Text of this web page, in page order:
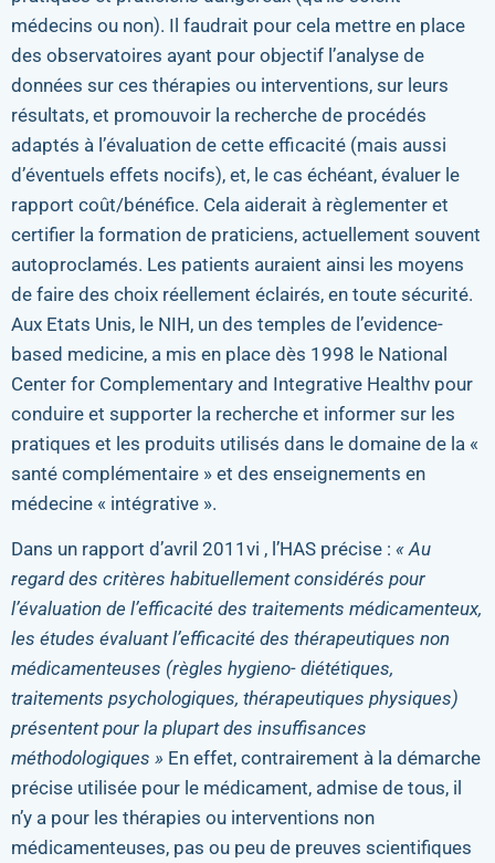
médecins ou non). Il faudrait pour cela mettre en place
des observatoires ayant pour objectif l’analyse de
données sur ces thérapies ou interventions, sur leurs
résultats, et promouvoir la recherche de procédés
adaptés à l’évaluation de cette efficacité (mais aussi
d’éventuels effets nocifs), et, le cas échéant, évaluer le
rapport coût/bénéfice. Cela aiderait à règlementer et
certifier la formation de praticiens, actuellement souvent
autoproclamés. Les patients auraient ainsi les moyens
de faire des choix réellement éclairés, en toute sécurité.
Aux Etats Unis, le NIH, un des temples de l’evidence-
based medicine, a mis en place dès 1998 le National
Center for Complementary and Integrative Healthv pour
conduire et supporter la recherche et informer sur les
pratiques et les produits utilisés dans le domaine de la «
santé complémentaire » et des enseignements en
médecine « intégrative ».
Dans un rapport d’avril 2011vi , l’HAS précise : « Au
regard des critères habituellement considérés pour
l’évaluation de l’efficacité des traitements médicamenteux,
les études évaluant l’efficacité des thérapeutiques non
médicamenteuses (règles hygieno- diététiques,
traitements psychologiques, thérapeutiques physiques)
présentent pour la plupart des insuffisances
méthodologiques » En effet, contrairement à la démarche
précise utilisée pour le médicament, admise de tous, il
n’y a pour les thérapies ou interventions non
médicamenteuses, pas ou peu de preuves scientifiques